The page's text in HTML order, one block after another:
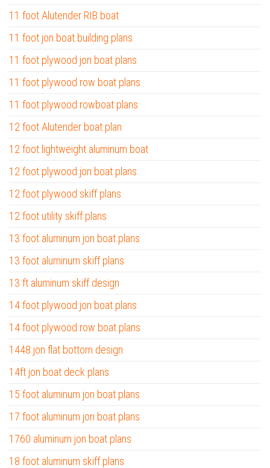
11 foot Alutender RIB boat
11 foot jon boat building plans
11 foot plywood jon boat plans
11 foot plywood row boat plans
11 foot plywood rowboat plans
12 foot Alutender boat plan
12 foot lightweight aluminum boat
12 foot plywood jon boat plans
12 foot plywood skiff plans
12 foot utility skiff plans
13 foot aluminum jon boat plans
13 foot aluminum skiff plans
13 ft aluminum skiff design
14 foot plywood jon boat plans
14 foot plywood row boat plans
1448 jon flat bottom design
14ft jon boat deck plans
15 foot aluminum jon boat plans
17 foot aluminum jon boat plans
1760 aluminum jon boat plans
18 foot aluminum skiff plans